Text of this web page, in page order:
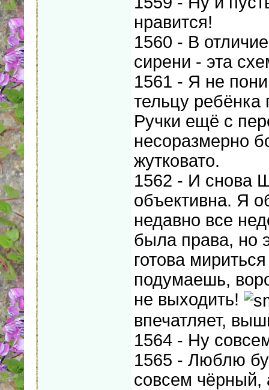
нравится!
1560 - В
сирени - эта
1561 - Я не
тельцу ребёнка
Ручки ещё с
несоразмерно
жутковато.
1562 - И снова
объективна. Я
недавно все
была права, но
готова
подумаешь,
не выходить!
впечатляет,
1564 - Ну
1565 - Люблю
совсем чёрный,